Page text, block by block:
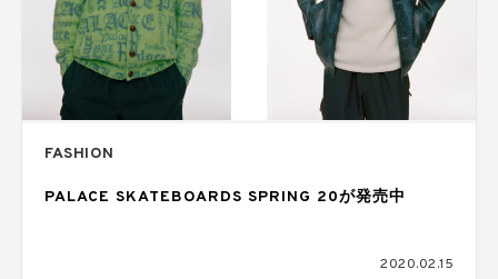
FASHION
PALACE SKATEBOARDS SPRING 20が発売中
2020.02.15